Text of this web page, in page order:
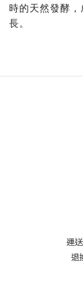
時的天然發酵
長。
運
退